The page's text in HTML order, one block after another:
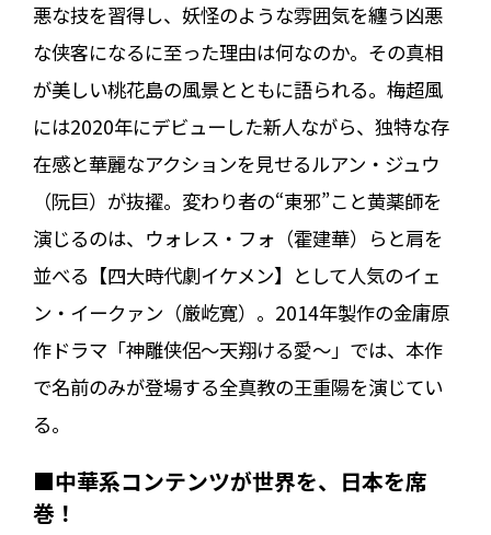
悪な技を習得し、妖怪のような雰囲気を纏う凶悪
な侠客になるに至った理由は何なのか。その真相
が美しい桃花島の風景とともに語られる。梅超風
には2020年にデビューした新人ながら、独特な存
在感と華麗なアクションを見せるルアン・ジュウ
（阮巨）が抜擢。変わり者の“東邪”こと黄薬師を
演じるのは、ウォレス・フォ（霍建華）らと肩を
並べる【四大時代劇イケメン】として人気のイェ
ン・イークァン（厳屹寛）。2014年製作の金庸原
作ドラマ「神雕侠侶～天翔ける愛～」では、本作
で名前のみが登場する全真教の王重陽を演じてい
る。
■中華系コンテンツが世界を、日本を席
巻！